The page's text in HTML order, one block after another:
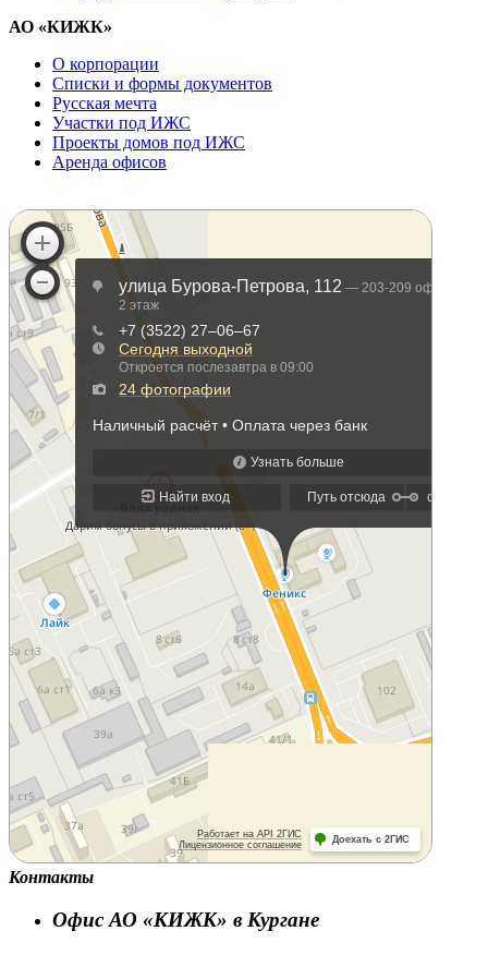
АО «КИЖК»
О корпорации
Списки и формы документов
Русская мечта
Участки под ИЖС
Проекты домов под ИЖС
Аренда офисов
Контакты
Офис АО «КИЖК» в Кургане